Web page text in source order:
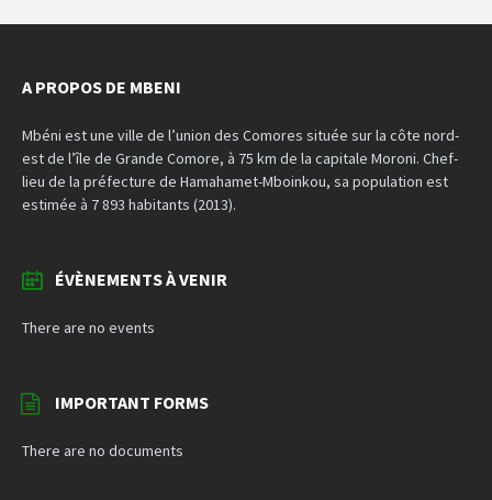
A PROPOS DE MBENI
Mbéni est une ville de l’union des Comores située sur la côte nord-
est de l’île de Grande Comore, à 75 km de la capitale Moroni. Chef-
lieu de la préfecture de Hamahamet-Mboinkou, sa population est
estimée à 7 893 habitants (2013).
ÉVÈNEMENTS À VENIR
There are no events
IMPORTANT FORMS
There are no documents